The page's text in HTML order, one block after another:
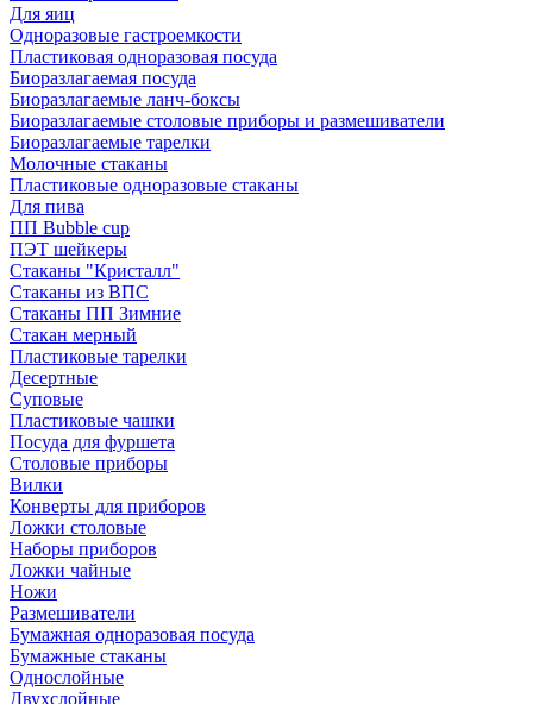
Для яиц
Одноразовые гастроемкости
Пластиковая одноразовая посуда
Биоразлагаемая посуда
Биоразлагаемые ланч-боксы
Биоразлагаемые столовые приборы и размешиватели
Биоразлагаемые тарелки
Молочные стаканы
Пластиковые одноразовые стаканы
Для пива
ПП Bubble cup
ПЭТ шейкеры
Стаканы "Кристалл"
Стаканы из ВПС
Стаканы ПП Зимние
Стакан мерный
Пластиковые тарелки
Десертные
Суповые
Пластиковые чашки
Посуда для фуршета
Столовые приборы
Вилки
Конверты для приборов
Ложки столовые
Наборы приборов
Ложки чайные
Ножи
Размешиватели
Бумажная одноразовая посуда
Бумажные стаканы
Однослойные
Двухслойные